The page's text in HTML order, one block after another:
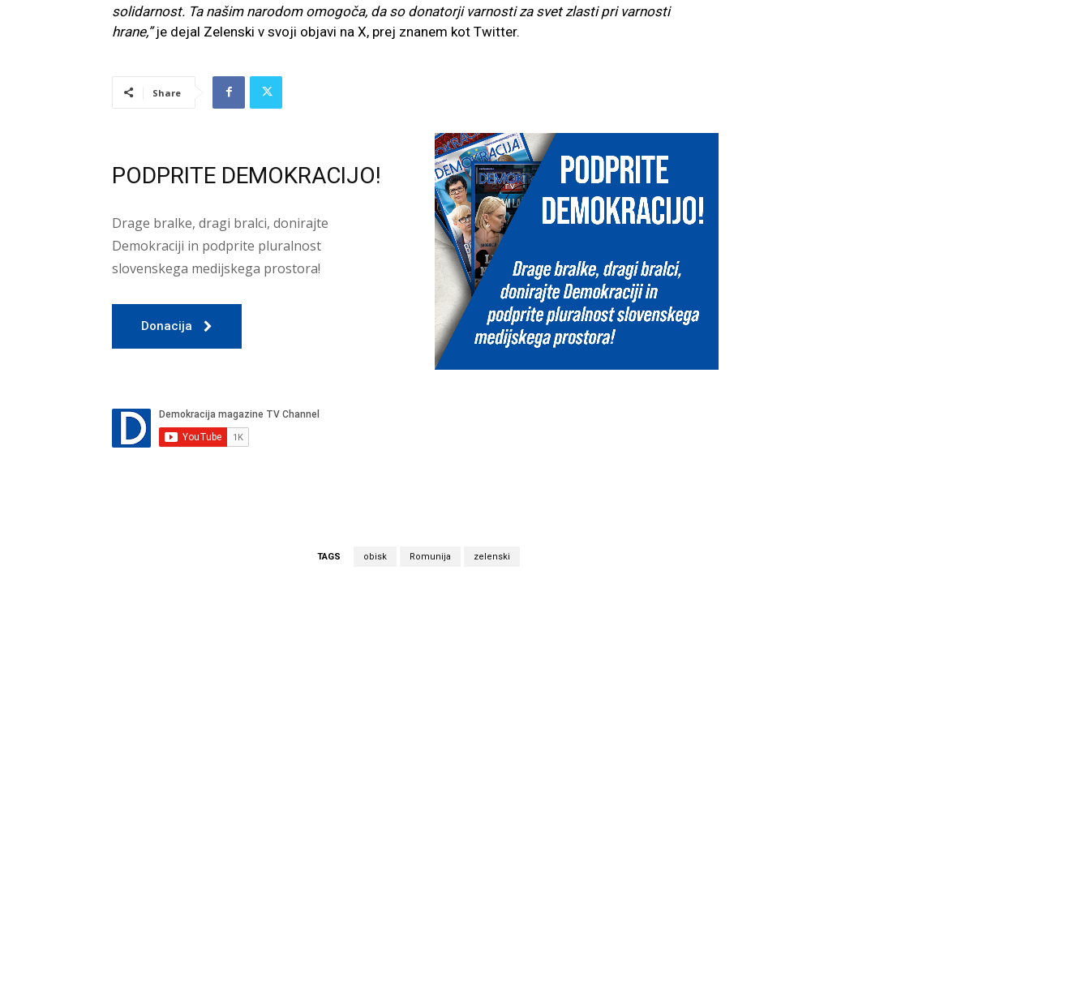
solidarnost. Ta našim narodom omogoča, da so donatorji varnosti za svet zlasti pri varnosti
hrane,”je dejal Zelenski v svoji objavi na X, prej znanem kot Twitter.
Share
PODPRITE DEMOKRACIJO!
Drage bralke, dragi bralci, donirajte
Demokraciji in podprite pluralnost
slovenskega medijskega prostora!
Donacija
TAGS obisk Romunija zelenski